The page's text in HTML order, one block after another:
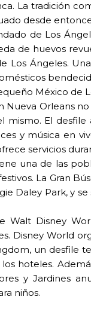
La tradición
desde
de Los
de huevos
Ángeles.
México de
Nueva Orleans
El desfile
y música en
servicios
una de las
La Gran
Daley Park, y
Walt Disney
Disney World
un desfile
hoteles.
y Jardines
niños.